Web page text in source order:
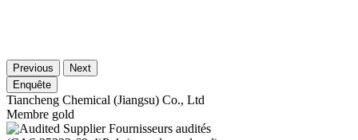
Previous
Next
Enquête
Tiancheng Chemical (Jiangsu) Co., Ltd
Membre gold
Fournisseurs audités